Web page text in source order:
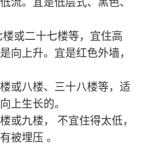
流。宜是低层式、黑色、
或二十七楼等，宜住高
向上升。宜是红色外墙，
或八楼、三十八楼等，适
上生长的。
或九楼， 不宜住得太低，
被埋压 。